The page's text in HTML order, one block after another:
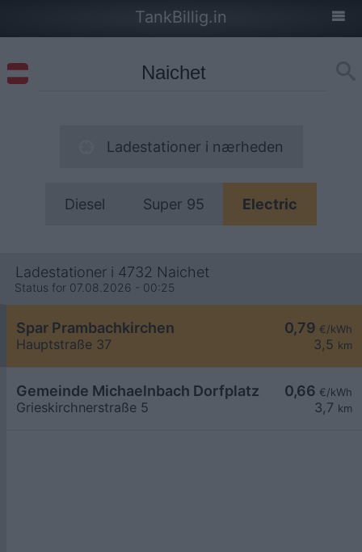
TankBillig.in
Ladestationer i nærheden
Diesel Super 95 Electric
Ladestationer i 4732 Naichet
Status for 07.08.2026 - 00:25
0,79 €/kWh
3,5 km
Spar Prambachkirchen
Hauptstraße 37
0,66 €/kWh
3,7 km
Gemeinde Michaelnbach Dorfplatz
Grieskirchnerstraße 5